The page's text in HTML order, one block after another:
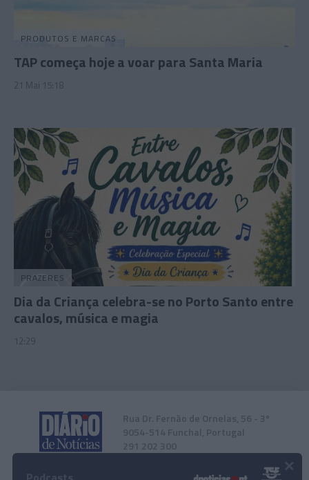
PRODUTOS E MARCAS
TAP começa hoje a voar para Santa Maria
21 Mai 15:18
PRAZERES
Dia da Criança celebra-se no Porto Santo entre
cavalos, música e magia
12:29
Rua Dr. Fernão de Ornelas, 56 - 3º
9054-514 Funchal, Portugal
291 202 300
×